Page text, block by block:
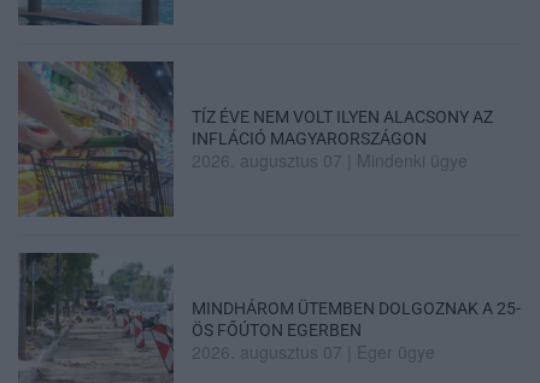
TÍZ ÉVE NEM VOLT ILYEN ALACSONY AZ
INFLÁCIÓ MAGYARORSZÁGON
2026. augusztus 07 Mindenki ügye
MINDHÁROM ÜTEMBEN DOLGOZNAK A 25-
ÖS FŐÚTON EGERBEN
2026. augusztus 07 Eger ügye